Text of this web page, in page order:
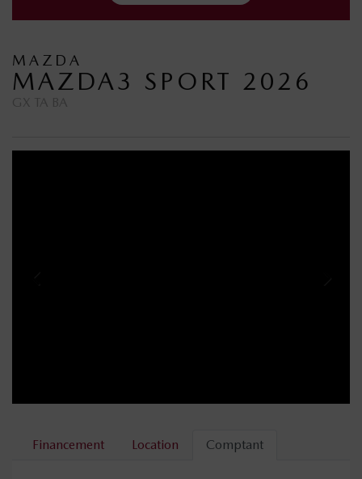
MAZDA
MAZDA3 SPORT 2026
GX TA BA
Financement Location Comptant